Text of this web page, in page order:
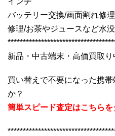
バッテリー交換/画面割れ修
修理/お茶やジュースなど水
新品・中古端末・高価買取り
買い替えで不要になった携
か？
簡単スピード査定はこちらを